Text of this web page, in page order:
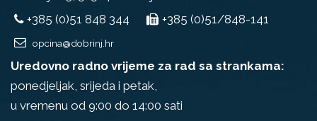
+385 (0)51 848 344
+385 (0)51/848-141
opcina@dobrinj.hr
Uredovno radno vrijeme za rad sa strankama:
ponedjeljak, srijeda i petak,
u vremenu od 9:00 do 14:00 sati